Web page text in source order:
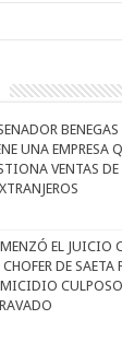
BENEGAS
UNA EMPRESA
VENTAS DE
EL JUICIO
DE SAETA
CULPOSO